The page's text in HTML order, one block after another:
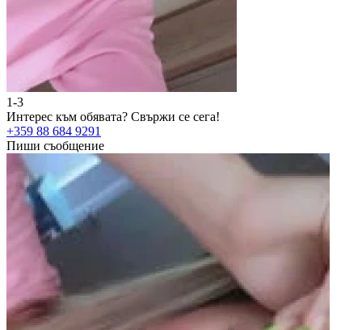
1-3
Интерес към обявата? Свържи се сега!
+359 88 684 9291
Пиши съобщение